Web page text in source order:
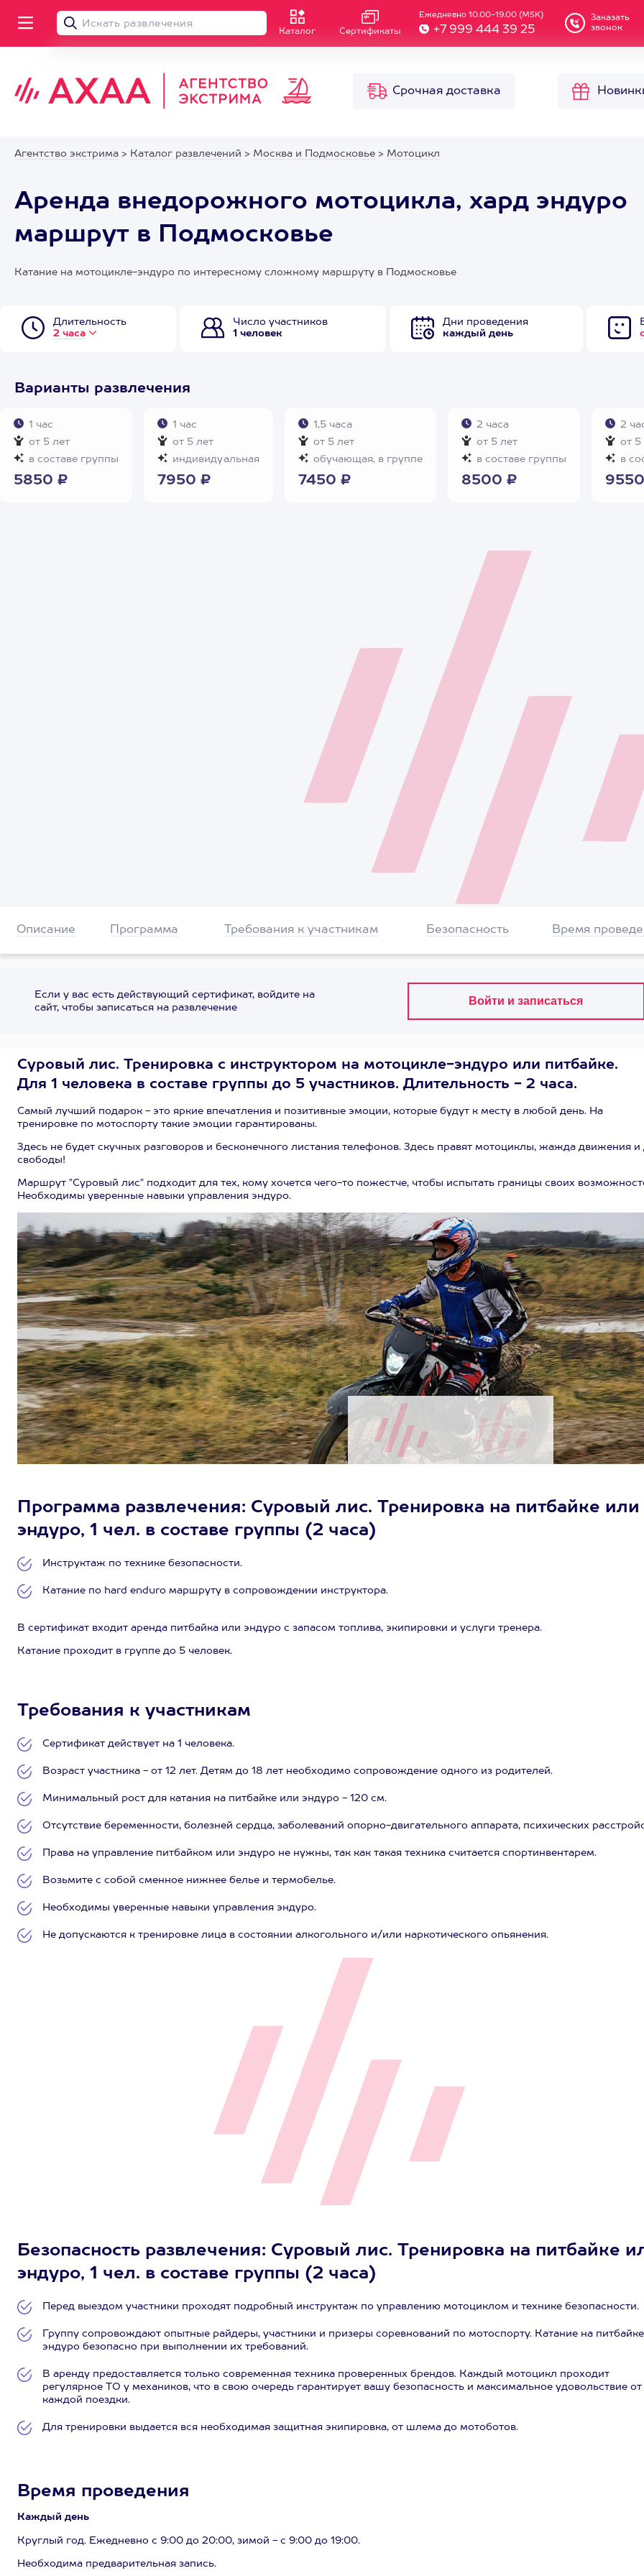
Каталог Сертификаты
Ежедневно 10.00-19.00 (MSK)
+7 999 444 39 25
Заказать
звонок
Срочная доставка
Агентство экстрима > Каталог развлечений > Москва и Подмосковье > Мотоцикл
Аренда внедорожного мотоцикла, хард эндуро
маршрут в Подмосковье
Катание на мотоцикле-эндуро по интересному сложному маршруту в Подмосковье
Длительность
2 часа
Число участников
1 человек
Дни проведения
каждый день
Варианты развлечения
1 час
от 5 лет
в составе группы
5850 ₽
1 час
от 5 лет
индивидуальная
7950 ₽
1,5 часа
от 5 лет
обучающая, в группе
7450 ₽
2 часа
от 5 лет
в составе группы
8500 ₽
2
от 5
в
Описание Программа Требования к участникам Безопасность Время
Если у вас есть действующий сертификат, войдите на
сайт, чтобы записаться на развлечение
Суровый лис. Тренировка с инструктором на мотоцикле-эндуро или питбайке.
Для 1 человека в составе группы до 5 участников. Длительность - 2 часа.
Самый лучший подарок - это яркие впечатления и позитивные эмоции, которые будут к месту в любой день. На
тренировке по мотоспорту такие эмоции гарантированы.
Здесь не будет скучных разговоров и бесконечного листания телефонов. Здесь правят мотоциклы, жажда движения и
свободы!
Маршрут "Суровый лис" подходит для тех, кому хочется чего-то пожестче, чтобы испытать границы своих
Необходимы уверенные навыки управления эндуро.
Программа развлечения: Суровый лис. Тренировка на питбайке или
эндуро, 1 чел. в составе группы (2 часа)
Инструктаж по технике безопасности.
Катание по hard enduro маршруту в сопровождении инструктора.
В сертификат входит аренда питбайка или эндуро с запасом топлива, экипировки и услуги тренера.
Катание проходит в группе до 5 человек.
Требования к участникам
Сертификат действует на 1 человека.
Возраст участника - от 12 лет. Детям до 18 лет необходимо сопровождение одного из родителей.
Минимальный рост для катания на питбайке или эндуро - 120 см.
Отсутствие беременности, болезней сердца, заболеваний опорно-двигательного аппарата, психических
Права на управление питбайком или эндуро не нужны, так как такая техника считается спортинвентарем.
Возьмите с собой сменное нижнее белье и термобелье.
Необходимы уверенные навыки управления эндуро.
Не допускаются к тренировке лица в состоянии алкогольного и/или наркотического опьянения.
Безопасность развлечения: Суровый лис. Тренировка на питбайке
эндуро, 1 чел. в составе группы (2 часа)
Перед выездом участники проходят подробный инструктаж по управлению мотоциклом и технике безопасности.
Группу сопровождают опытные райдеры, участники и призеры соревнований по мотоспорту. Катание на
эндуро безопасно при выполнении их требований.
В аренду предоставляется только современная техника проверенных брендов. Каждый мотоцикл проходит
регулярное ТО у механиков, что в свою очередь гарантирует вашу безопасность и максимальное удовольствие от
каждой поездки.
Для тренировки выдается вся необходимая защитная экипировка, от шлема до мотоботов.
Время проведения
Каждый день
Круглый год. Ежедневно с 9:00 до 20:00, зимой - с 9:00 до 19:00.
Необходима предварительная запись.